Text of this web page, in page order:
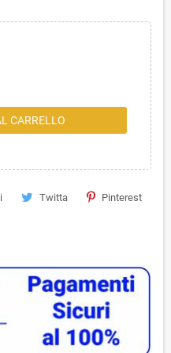
CARRELLO
Twitta Pinterest